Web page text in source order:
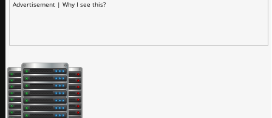
Advertisement | Why I see this?